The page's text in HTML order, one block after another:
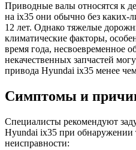
Приводные валы относятся к
на ix35 они обычно без каких-
12 лет. Однако тяжелые
климатические факторы,
время года, несвоевременное
некачественных запчастей
привода Hyundai ix35 менее чем
Симптомы и
Специалисты рекомендуют
Hyundai ix35 при обнаружении
неисправности: